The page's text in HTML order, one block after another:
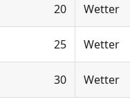
20 Wetter
25 Wetter
30 Wetter